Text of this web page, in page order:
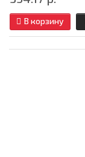
В корзину